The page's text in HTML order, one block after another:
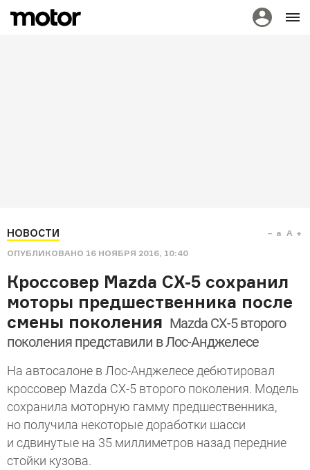
НОВОСТИ
ОПУБЛИКОВАНО 16 НОЯБРЯ 2016, 10:40
a A
Кроссовер Mazda CX-5 сохранил
моторы предшественника после
смены поколения Mazda CX-5 второго
поколения представили в Лос-Анджелесе
На автосалоне в Лос-Анджелесе дебютировал
кроссовер Mazda CX-5 второго поколения. Модель
сохранила моторную гамму предшественника,
но получила некоторые доработки шасси
и сдвинутые на 35 миллиметров назад передние
стойки кузова.